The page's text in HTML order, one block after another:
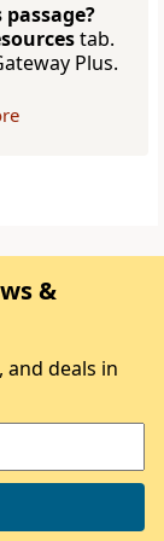
tab.
Plus.
&
and deals in